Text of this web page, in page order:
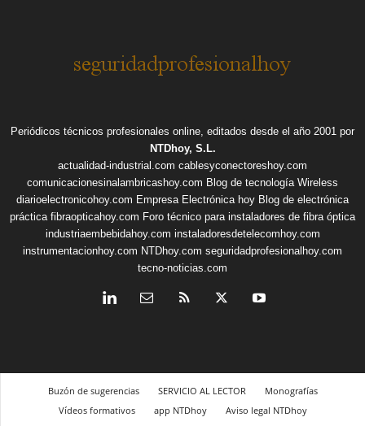
Periódicos técnicos profesionales online, editados desde el año 2001 por
NTDhoy, S.L.
actualidad-industrial.com cablesyconectoreshoy.com
comunicacionesinalambricashoy.com Blog de tecnología Wireless
diarioelectronicohoy.com Empresa Electrónica hoy Blog de electrónica
práctica fibraopticahoy.com Foro técnico para instaladores de fibra óptica
industriaembebidahoy.com instaladoresdetelecomhoy.com
instrumentacionhoy.com NTDhoy.com seguridadprofesionalhoy.com
tecno-noticias.com
Buzón de sugerencias SERVICIO AL LECTOR
Monografías
Vídeos formativos
app NTDhoy Aviso legal NTDhoy